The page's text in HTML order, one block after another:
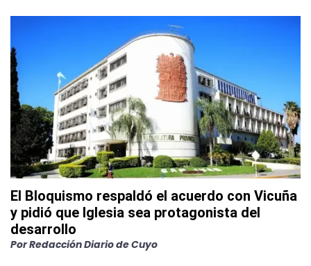
El Bloquismo respaldó el acuerdo con Vicuña
y pidió que Iglesia sea protagonista del
desarrollo
PorRedacción Diario de Cuyo